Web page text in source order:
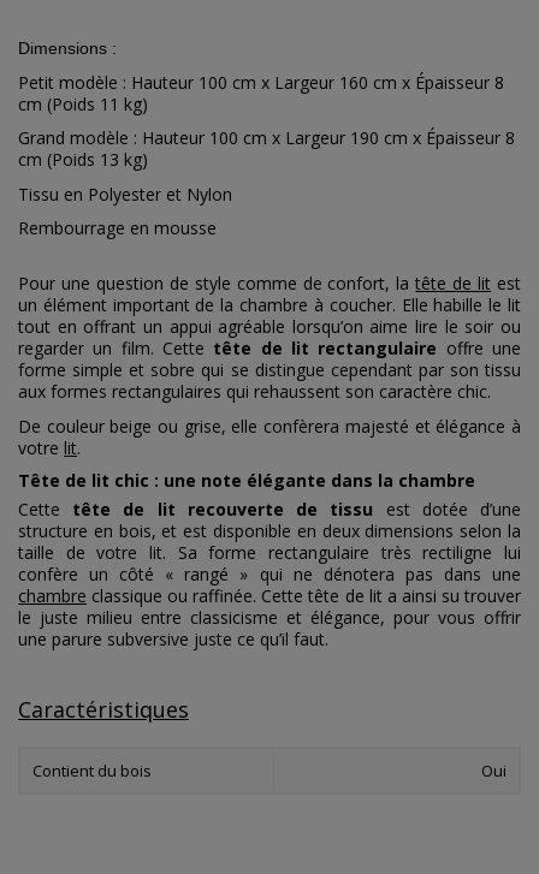
Dimensions :
Petit modèle : Hauteur 100 cm x Largeur 160 cm x Épaisseur 8
cm (Poids 11 kg)
Grand modèle : Hauteur 100 cm x Largeur 190 cm x Épaisseur 8
cm (Poids 13 kg)
Tissu en Polyester et Nylon
Rembourrage en mousse
Pour une question de style comme de confort, latête de lit est
un élément important de la chambre à coucher. Elle habille le lit
tout en offrant un appui agréable lorsqu’on aime lire le soir ou
regarder un film. Cette tête de lit rectangulaire offre une
forme simple et sobre qui se distingue cependant par son tissu
aux formes rectangulaires qui rehaussent son caractère chic.
De couleur beige ou grise, elle confèrera majesté et élégance à
votre lit.
Tête de lit chic : une note élégante dans la chambre
Cette tête de lit recouverte de tissu est dotée d’une
structure en bois, et est disponible en deux dimensions selon la
taille de votre lit. Sa forme rectangulaire très rectiligne lui
confère un côté « rangé » qui ne dénotera pas dans une
chambre classique ou raffinée. Cette tête de lit a ainsi su trouver
le juste milieu entre classicisme et élégance, pour vous offrir
une parure subversive juste ce qu’il faut.
Caractéristiques
Contient du bois Oui